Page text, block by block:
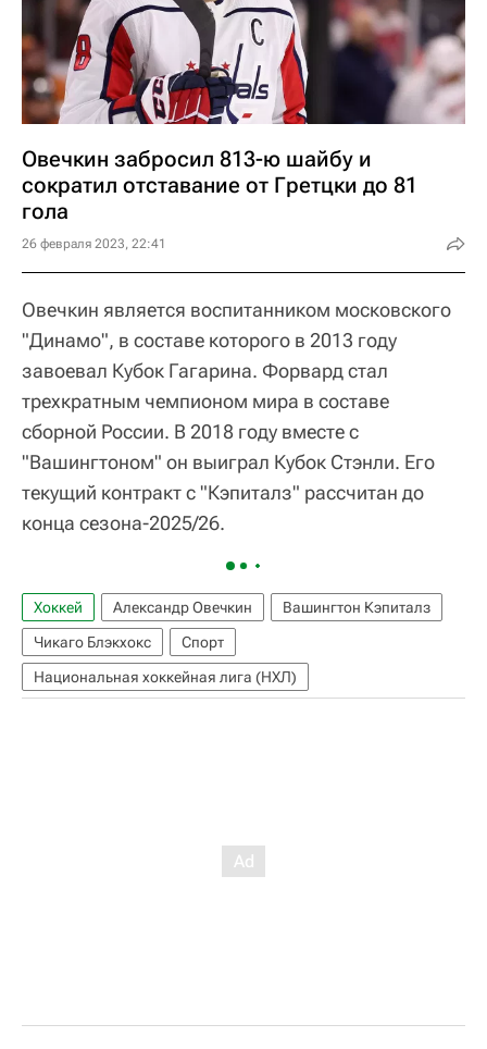
Овечкин забросил 813-ю шайбу и
сократил отставание от Гретцки до 81
гола
26 февраля 2023, 22:41
Овечкин является воспитанником московского
"Динамо", в составе которого в 2013 году
завоевал Кубок Гагарина. Форвард стал
трехкратным чемпионом мира в составе
сборной России. В 2018 году вместе с
"Вашингтоном" он выиграл Кубок Стэнли. Его
текущий контракт с "Кэпиталз" рассчитан до
конца сезона-2025/26.
Хоккей Александр Овечкин
Вашингтон Кэпиталз
Чикаго Блэкхокс
Спорт
Национальная хоккейная лига (НХЛ)